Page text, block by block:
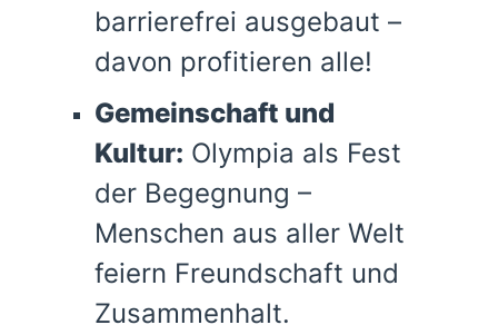
barrierefrei ausgebaut –
davon profitieren alle!
Gemeinschaft und
Kultur: Olympia als Fest
der Begegnung –
Menschen aus aller Welt
feiern Freundschaft und
Zusammenhalt.